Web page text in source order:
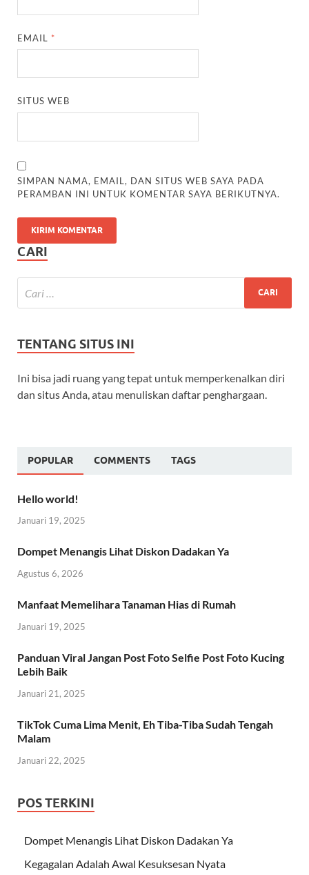
EMAIL *
SITUS WEB
SIMPAN NAMA, EMAIL, DAN SITUS WEB SAYA PADA
PERAMBAN INI UNTUK KOMENTAR SAYA BERIKUTNYA.
CARI
TENTANG SITUS INI
Ini bisa jadi ruang yang tepat untuk memperkenalkan diri
dan situs Anda, atau menuliskan daftar penghargaan.
POPULAR COMMENTS TAGS
Hello world!
Januari 19, 2025
Dompet Menangis Lihat Diskon Dadakan Ya
Agustus 6, 2026
Manfaat Memelihara Tanaman Hias di Rumah
Januari 19, 2025
Panduan Viral Jangan Post Foto Selfie Post Foto Kucing
Lebih Baik
Januari 21, 2025
TikTok Cuma Lima Menit, Eh Tiba-Tiba Sudah Tengah
Malam
Januari 22, 2025
POS TERKINI
Dompet Menangis Lihat Diskon Dadakan Ya
Kegagalan Adalah Awal Kesuksesan Nyata